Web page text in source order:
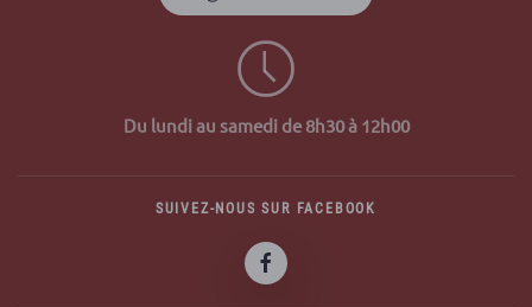
Du lundi au samedi de 8h30 à 12h00
SUIVEZ-NOUS SUR FACEBOOK